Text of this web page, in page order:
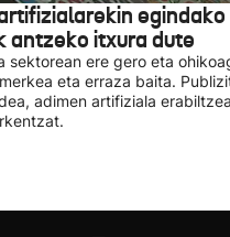
antzeko itxura dute
sektorean ere gero eta
eta erraza baita.
adimen artifiziala